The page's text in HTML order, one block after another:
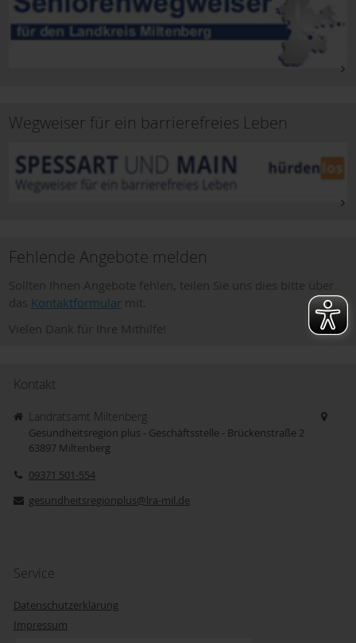
Wegweiser für ein barrierefreies Leben
Fehlende Angebote melden
Sollten Ihnen Angebote fehlen, teilen Sie uns dies bitte über
das Kontaktformularmit.
Vielen Dank für Ihre Mithilfe!
Kontakt
Landratsamt Miltenberg
Gesundheitsregion plus - Geschäftsstelle - Brückenstraße 2
63897 Miltenberg
09371 501-554
gesundheitsregionplus@lra-mil.de
Service
Datenschutzerklärung
Impressum